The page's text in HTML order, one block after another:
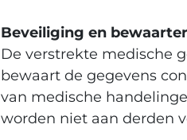
Beveiliging en
De verstrekte medische
bewaart de gegevens
van medische
worden niet aan derden